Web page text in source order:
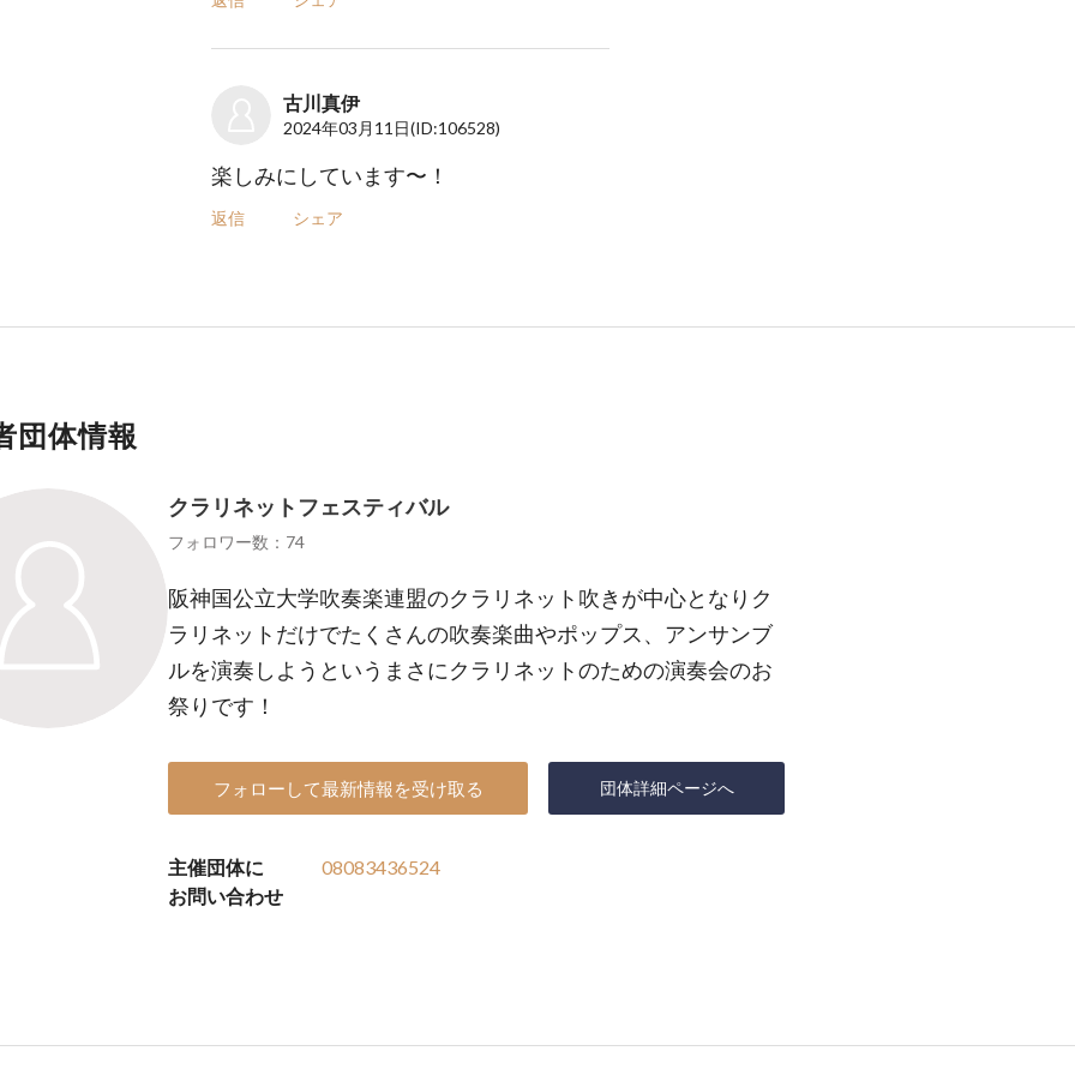
古川真伊
2024年03月11日(ID:106528)
楽しみにしています〜！
返信 シェア
団体情報
クラリネットフェスティバル
フォロワー数：74
阪神国公立大学吹奏楽連盟のクラリネット吹きが中心となりク
ラリネットだけでたくさんの吹奏楽曲やポップス、アンサンブ
ルを演奏しようというまさにクラリネットのための演奏会のお
祭りです！
フォローして最新情報を受け取る 団体詳細ページへ
主催団体に
お問い合わせ
08083436524